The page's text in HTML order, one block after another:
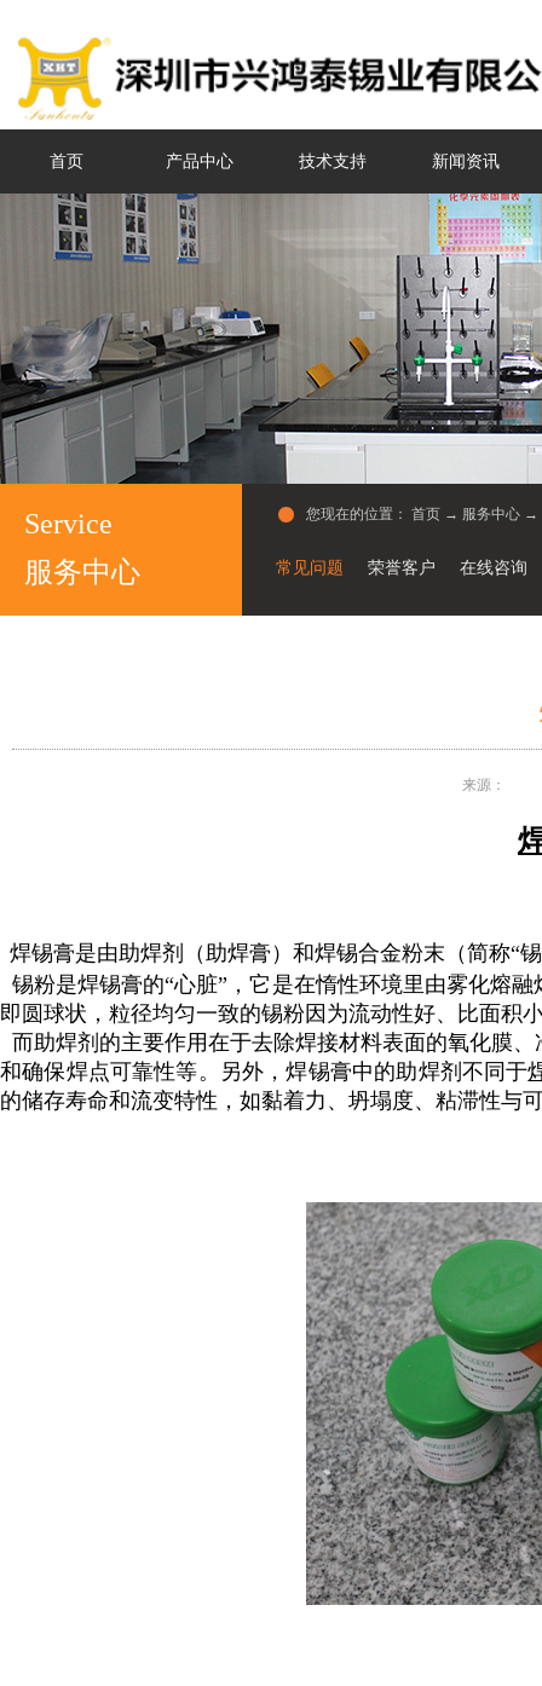
首页 产品中心 技术支持 新闻资讯
服务中心
Service
常见问题 荣誉客户 在线咨询
您现在的位置： 首页 → 服务中心 →
来源：
焊锡膏是由助焊剂（助焊膏）和焊锡合金粉末（简称“
锡粉是焊锡膏的“心脏”，它是在惰性环境里由雾化熔
即圆球状，粒径均匀一致的锡粉因为流动性好、比面积
而助焊剂的主要作用在于去除焊接材料表面的氧化膜
和确保焊点可靠性等。另外，焊锡膏中的助焊剂不同于
的储存寿命和流变特性，如黏着力、坍塌度、粘滞性与